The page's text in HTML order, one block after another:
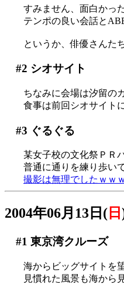
すみません、面白かっ
テンポの良い会話と
というか、俳優さんた
#2 シオサイト
ちなみに会場は汐留の
食事は前回シオサイト
#3 ぐるぐる
某女子校の文化祭ＰＲ
普通に通りを練り歩い
撮影は無理でしたｗｗｗ
2004年06月13日( 日
#1 東京湾クルーズ
海からビッグサイトを
見慣れた風景も海から